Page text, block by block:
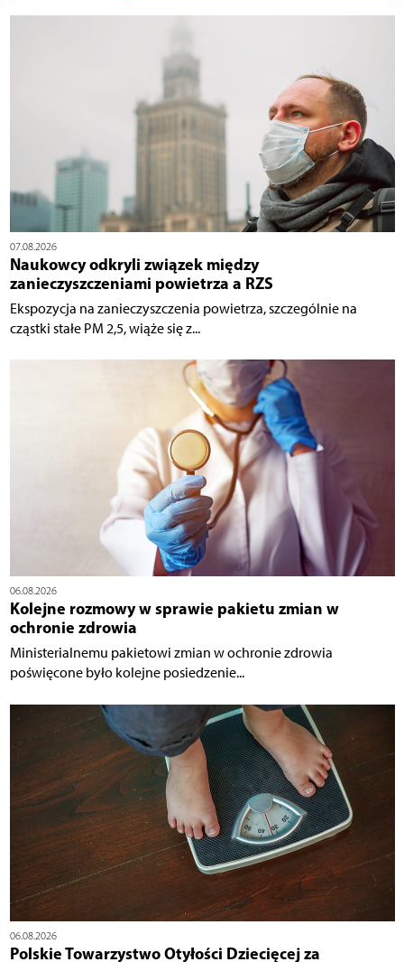
07.08.2026
Naukowcy odkryli związek między
zanieczyszczeniami powietrza a RZS
Ekspozycja na zanieczyszczenia powietrza, szczególnie na
cząstki stałe PM 2,5, wiąże się z...
06.08.2026
Kolejne rozmowy w sprawie pakietu zmian w
ochronie zdrowia
Ministerialnemu pakietowi zmian w ochronie zdrowia
poświęcone było kolejne posiedzenie...
06.08.2026
Polskie Towarzystwo Otyłości Dziecięcej za